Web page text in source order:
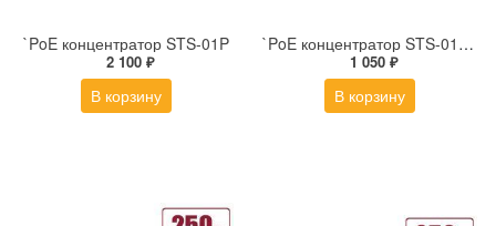
`PoE концентратор STS-01P
2 100 ₽
В корзину
`PoE концентратор STS-01PC2
1 050 ₽
В корзину